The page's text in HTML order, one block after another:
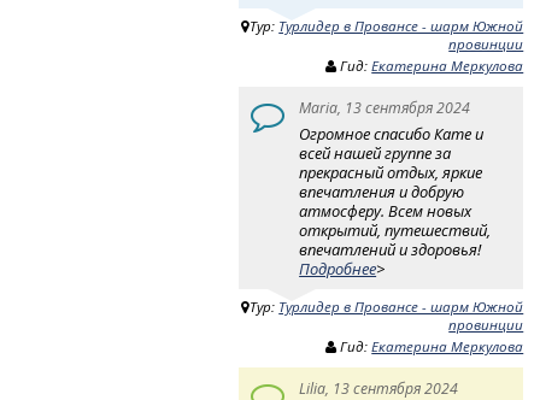
Тур: Турлидер в Провансе - шарм Южной
провинции
Гид:Екатерина Меркулова
Maria, 13 сентября 2024
Огромное спасибо Кате и
всей нашей группе за
прекрасный отдых, яркие
впечатления и добрую
атмосферу. Всем новых
открытий, путешествий,
впечатлений и здоровья!
Подробнее>
Тур: Турлидер в Провансе - шарм Южной
провинции
Гид:Екатерина Меркулова
Lilia, 13 сентября 2024